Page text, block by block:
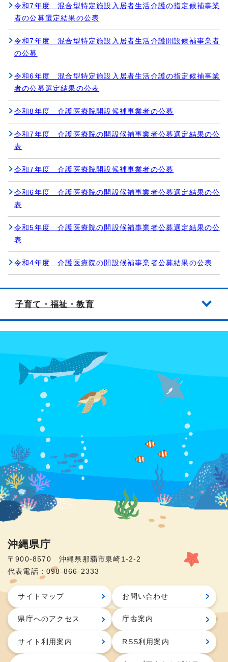
令和7年度 混合型特定施設入居者生活介護の指定候補事業
者の公募選定結果の公表
令和7年度 混合型特定施設入居者生活介護開設候補事業者
の公募
令和6年度 混合型特定施設入居者生活介護の指定候補事業
者の公募選定結果の公表
令和8年度 介護医療院開設候補事業者の公募
令和7年度 介護医療院の開設候補事業者公募選定結果の公
表
令和7年度 介護医療院開設候補事業者の公募
令和6年度 介護医療院の開設候補事業者公募選定結果の公
表
令和5年度 介護医療院の開設候補事業者公募選定結果の公
表
令和4年度 介護医療院の開設候補事業者公募結果の公表
子育て・福祉・教育
沖縄県庁
〒900-8570 沖縄県那覇市泉崎1-2-2
代表電話：098-866-2333
サイトマップ お問い合わせ
県庁へのアクセス 庁舎案内
サイト利用案内 RSS利用案内